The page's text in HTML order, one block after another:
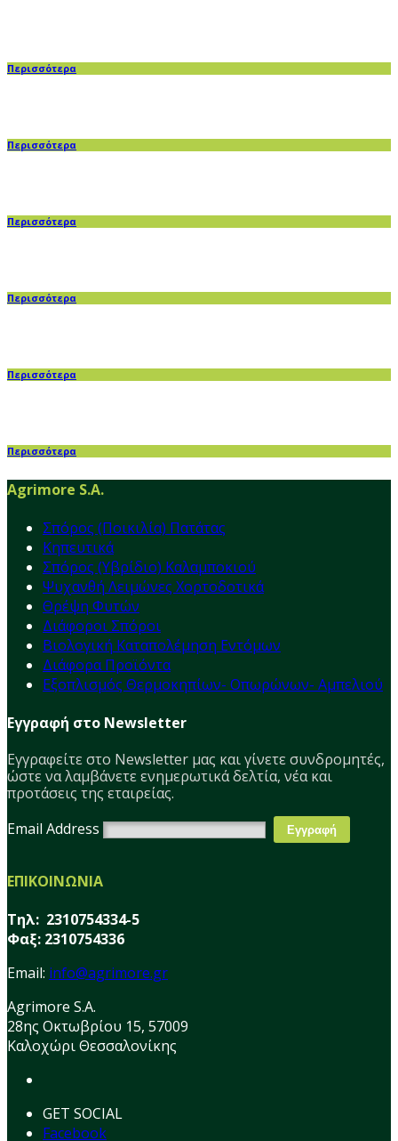
Περισσότερα
Περισσότερα
Περισσότερα
Περισσότερα
Περισσότερα
Περισσότερα
Agrimore S.A.
Σπόρος (Ποικιλία) Πατάτας
Κηπευτικά
Σπόρος (Υβρίδιο) Καλαμποκιού
Ψυχανθή Λειμώνες Χορτοδοτικά
Θρέψη Φυτών
Διάφοροι Σπόροι
Βιολογική Καταπολέμηση Εντόμων
Διάφορα Προϊόντα
Εξοπλισμός Θερμοκηπίων- Οπωρώνων- Αμπελιού
Εγγραφή στο Newsletter
Εγγραφείτε στο Νewsletter μας και γίνετε συνδρομητές,
ώστε να λαμβάνετε ενημερωτικά δελτία, νέα και
προτάσεις της εταιρείας.
Email Address
ΕΠΙΚΟΙΝΩΝΙΑ
Τηλ: 2310754334-5
Φαξ: 2310754336
Email: info@agrimore.gr
Agrimore S.A.
28ης Οκτωβρίου 15, 57009
Καλοχώρι Θεσσαλονίκης
GET SOCIAL
Facebook